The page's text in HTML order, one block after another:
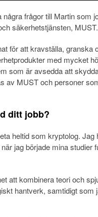
frågor till Martin som
säkerhetstjänsten, MUST.
för att kravställa, granska
med mycket
som är avsedda att
av MUST och personer
ditt jobb?
heltid som kryptolog.
jag började mina studier
att kombinera teori och
hantverk, samtidigt som